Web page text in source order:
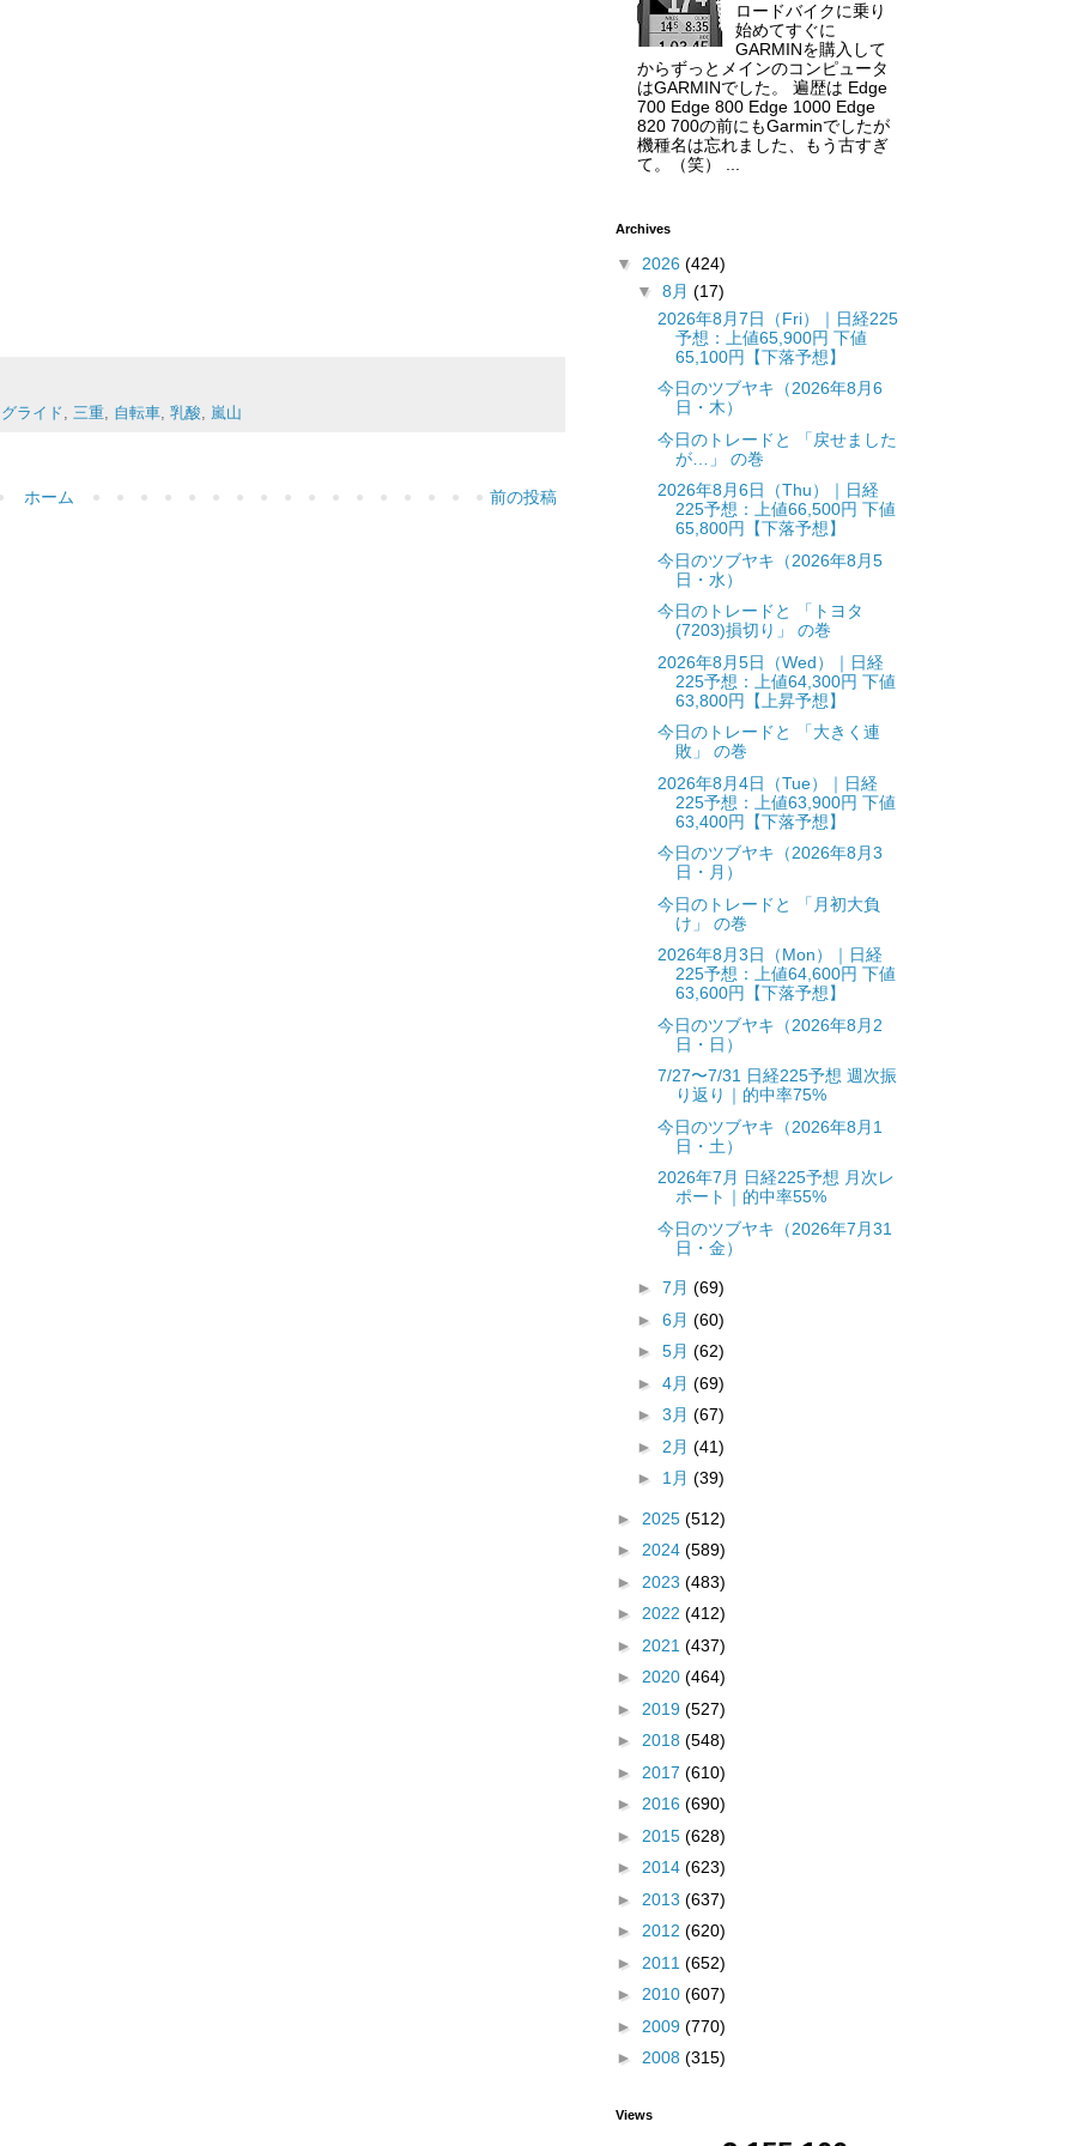
ライド, 三重, 自転車, 乳酸, 嵐山
前の投稿
ホーム
ロードバイクに乗り
始めてすぐに
GARMINを購入して
からずっとメインのコンピュータ
はGARMINでした。 遍歴は Edge
700 Edge 800 Edge 1000 Edge
820 700の前にもGarminでしたが
機種名は忘れました、もう古すぎ
て。（笑） ...
Archives
▼ 2026 (424)
▼ 8月 (17)
2026年8月7日（Fri）｜日経225
予想：上値65,900円 下値
65,100円【下落予想】
今日のツブヤキ（2026年8月6
日・木）
今日のトレードと 「戻せました
が…」 の巻
2026年8月6日（Thu）｜日経
225予想：上値66,500円 下値
65,800円【下落予想】
今日のツブヤキ（2026年8月5
日・水）
今日のトレードと 「トヨタ
(7203)損切り」 の巻
2026年8月5日（Wed）｜日経
225予想：上値64,300円 下値
63,800円【上昇予想】
今日のトレードと 「大きく連
敗」 の巻
2026年8月4日（Tue）｜日経
225予想：上値63,900円 下値
63,400円【下落予想】
今日のツブヤキ（2026年8月3
日・月）
今日のトレードと 「月初大負
け」 の巻
2026年8月3日（Mon）｜日経
225予想：上値64,600円 下値
63,600円【下落予想】
今日のツブヤキ（2026年8月2
日・日）
7/27〜7/31 日経225予想 週次振
り返り｜的中率75%
今日のツブヤキ（2026年8月1
日・土）
2026年7月 日経225予想 月次レ
ポート｜的中率55%
今日のツブヤキ（2026年7月31
日・金）
► 7月 (69)
► 6月 (60)
► 5月 (62)
► 4月 (69)
► 3月 (67)
► 2月 (41)
► 1月 (39)
► 2025 (512)
► 2024 (589)
► 2023 (483)
► 2022 (412)
► 2021 (437)
► 2020 (464)
► 2019 (527)
► 2018 (548)
► 2017 (610)
► 2016 (690)
► 2015 (628)
► 2014 (623)
► 2013 (637)
► 2012 (620)
► 2011 (652)
► 2010 (607)
► 2009 (770)
► 2008 (315)
Views